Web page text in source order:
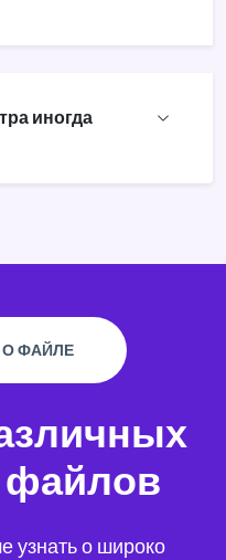
иногда
ФАЙЛЕ
узнать о широко